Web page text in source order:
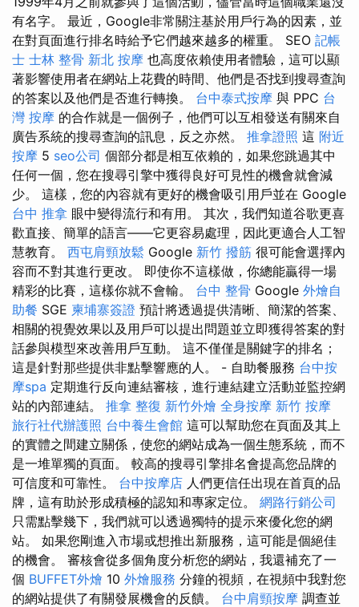
有名字。 最近，Google非常關注基於用戶行為的因素，並
在對頁面進行排名時給予它們越來越多的權重。 SEO 記帳
士 士林 整骨 新北 按摩 也高度依賴使用者體驗，這可以顯
著影響使用者在網站上花費的時間、他們是否找到搜尋查詢
的答案以及他們是否進行轉換。 台中泰式按摩 與 PPC 台
灣 按摩 的合作就是一個例子，他們可以互相發送有關來自
廣告系統的搜尋查詢的訊息，反之亦然。 推拿證照 這 附近
按摩 5 seo公司 個部分都是相互依賴的，如果您跳過其中
任何一個，您在搜尋引擎中獲得良好可見性的機會就會減
少。 這樣，您的內容就有更好的機會吸引用戶並在 Google
台中 推拿 眼中變得流行和有用。 其次，我們知道谷歌更喜
歡直接、簡單的語言——它更容易處理，因此更適合人工智
慧教育。 西屯肩頸放鬆 Google 新竹 撥筋 很可能會選擇內
容而不對其進行更改。 即使你不這樣做，你總能贏得一場
精彩的比賽，這樣你就不會輸。 台中 整骨 Google 外燴自
助餐 SGE 柬埔寨簽證 預計將透過提供清晰、簡潔的答案、
相關的視覺效果以及用戶可以提出問題並立即獲得答案的對
話參與模型來改善用戶互動。 這不僅僅是關鍵字的排名；
這是針對那些提供非點擊響應的人。 - 自助餐服務 台中按
摩spa 定期進行反向連結審核，進行連結建立活動並監控網
站的內部連結。 推拿 整復 新竹外燴 全身按摩 新竹 按摩
旅行社代辦護照 台中養生會館 這可以幫助您在頁面及其上
的實體之間建立關係，使您的網站成為一個生態系統，而不
是一堆單獨的頁面。 較高的搜尋引擎排名會提高您品牌的
可信度和可靠性。 台中按摩店 人們更信任出現在首頁的品
牌，這有助於形成積極的認知和專家定位。 網路行銷公司
只需點擊幾下，我們就可以透過獨特的提示來優化您的網
站。 如果您剛進入市場或想推出新服務，這可能是個絕佳
的機會。 審核會從多個角度分析您的網站，我還補充了一
個 BUFFET外燴 10 外燴服務 分鐘的視頻，在視頻中我對您
的網站提供了有關發展機會的反饋。 台中肩頸按摩 調查並